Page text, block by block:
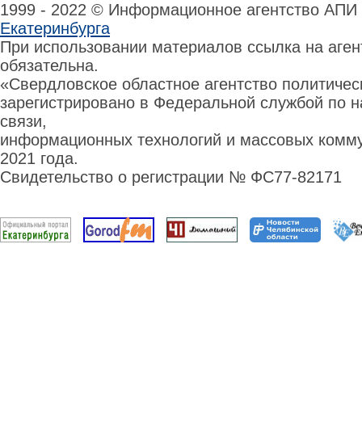
1999 - 2022 © Информационное агентство
Екатеринбурга
При использовании материалов ссылка на
обязательна.
«Свердловское областное агентство
зарегистрировано в Федеральной службой по
связи,
информационных технологий и массовых
2021 года.
Свидетельство о регистрации № ФС77-82171